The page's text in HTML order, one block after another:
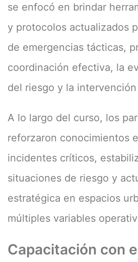
se enfocó en brindar
y protocolos actualizados
de emergencias tácticas,
coordinación efectiva, la
del riesgo y la
A lo largo del curso, los
reforzaron conocimientos
incidentes críticos,
situaciones de riesgo y
estratégica en espacios
múltiples variables
Capacitación con